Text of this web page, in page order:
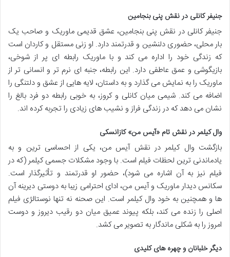
جنیفر کانلی در نقش پنی بنجامین
جنیفر کانلی در نقش پنی بنجامین، عشق قدیمی ماوریک و صاحب یک
بار محلی، حضوری دلنشین و قدرتمند دارد. او زنی مستقل و کاردان است
که زندگی خود را اداره می کند و با ماوریک رابطه ای پر از شوخی،
بازیگوشی و عمق عاطفی دارد. این رابطه، جنبه ای نرم تر و انسانی تر از
ماوریک را به نمایش می گذارد و به داستان، لایه هایی از عشق و دلتنگی را
اضافه می کند. شیمی میان کانلی و کروز، به خوبی رابطه دو فرد بالغ را
نشان می دهد که در زندگی فراز و نشیب های زیادی را تجربه کرده اند.
وال کیلمردر نقش تام «آیس من» کازانسکی
بازگشت وال کیلمر در نقش آیس من، یکی از احساسی ترین و به
یادماندنی ترین لحظات فیلم است. با وجود مشکلات جسمی کیلمر (که در
فیلم نیز به آن اشاره می شود)، حضور او قدرتمند و تأثیرگذار است.
سکانس دیدار ماوریک و آیس من، ادای احترامی زیبا به دوستی دیرینه آن
ها و همچنین به خود وال کیلمر است. این صحنه نه تنها نوستالژی فیلم
اصلی را زنده می کند، بلکه پیوند عمیق میان دو رقیب دیروز و دوست
امروز را به شکلی ماندگار به تصویر می کشد.
دیگر خلبانان و چهره های کلیدی